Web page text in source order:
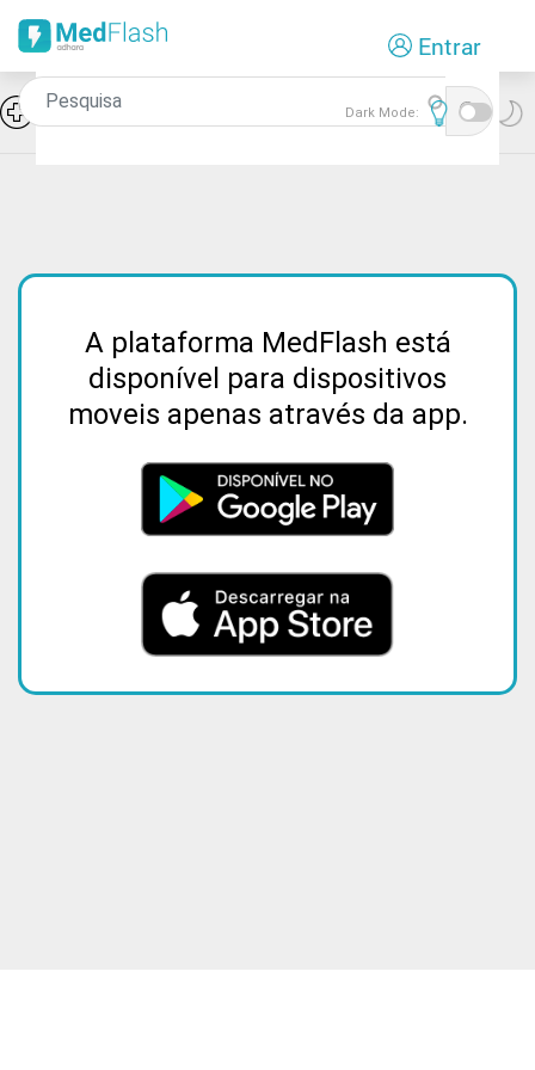
o
principal
Entrar
Icon Hiponatremia e SIADH Dark Mode:
A plataforma MedFlash está
disponível para dispositivos
moveis apenas através da app.